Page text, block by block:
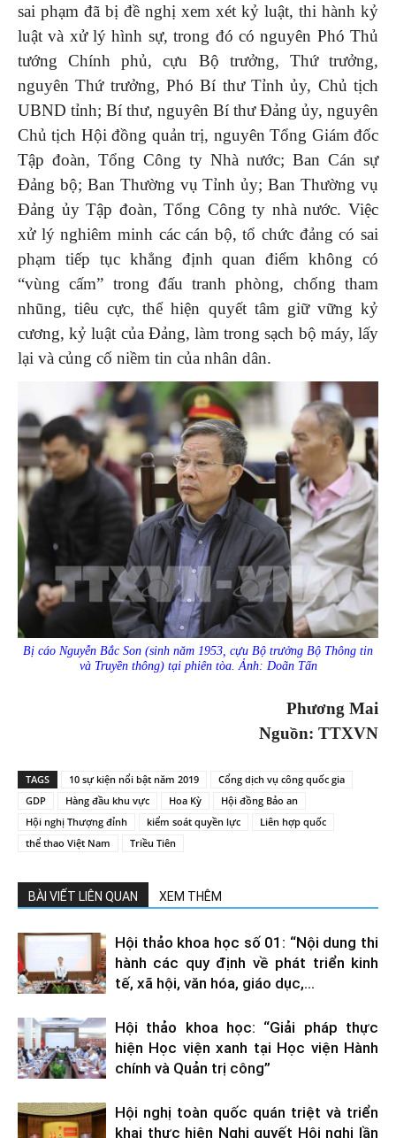
sai phạm đã bị đề nghị xem xét kỷ luật, thi hành kỷ
luật và xử lý hình sự, trong đó có nguyên Phó Thủ
tướng Chính phủ, cựu Bộ trưởng, Thứ trưởng,
nguyên Thứ trưởng, Phó Bí thư Tỉnh ủy, Chủ tịch
UBND tỉnh; Bí thư, nguyên Bí thư Đảng ủy, nguyên
Chủ tịch Hội đồng quản trị, nguyên Tổng Giám đốc
Tập đoàn, Tổng Công ty Nhà nước; Ban Cán sự
Đảng bộ; Ban Thường vụ Tỉnh ủy; Ban Thường vụ
Đảng ủy Tập đoàn, Tổng Công ty nhà nước. Việc
xử lý nghiêm minh các cán bộ, tổ chức đảng có sai
phạm tiếp tục khẳng định quan điểm không có
“vùng cấm” trong đấu tranh phòng, chống tham
nhũng, tiêu cực, thể hiện quyết tâm giữ vững kỷ
cương, kỷ luật của Đảng, làm trong sạch bộ máy, lấy
lại và củng cố niềm tin của nhân dân.
Bị cáo Nguyễn Bắc Son (sinh năm 1953, cựu Bộ trưởng Bộ Thông tin
và Truyền thông) tại phiên tòa. Ảnh: Doãn Tấn
Phương Mai
Nguồn: TTXVN
TAGS 10 sự kiện nổi bật năm 2019
Cổng dịch vụ công quốc gia
GDP
Hàng đầu khu vực Hoa Kỳ
Hội đồng Bảo an
Hội nghị Thượng đỉnh
kiểm soát quyền lực
Liên hợp quốc
thể thao Việt Nam
Triều Tiên
BÀI VIẾT LIÊN QUAN XEM THÊM
Hội thảo khoa học số 01: “Nội dung thi
hành các quy định về phát triển kinh
tế, xã hội, văn hóa, giáo dục,...
Hội thảo khoa học: “Giải pháp thực
hiện Học viện xanh tại Học viện Hành
chính và Quản trị công”
Hội nghị toàn quốc quán triệt và triển
khai thực hiện Nghị quyết Hội nghị lần